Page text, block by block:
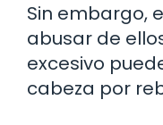
Sin embargo,
abusar de
excesivo
cabeza por